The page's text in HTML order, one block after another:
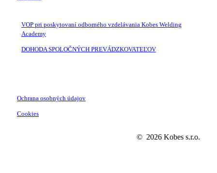
VOP pri poskytovaní odborného vzdelávania Kobes Welding
Academy
DOHODA SPOLOČNÝCH PREVÁDZKOVATEĽOV
Ochrana osobných údajov
Cookies
© 2026 Kobes s.r.o.